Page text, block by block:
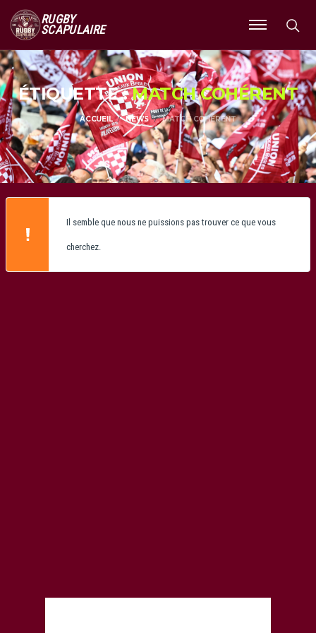
RUGBY
SCAPULAIRE
Ouvrir
le
menu
ÉTIQUETTE :MATCH COHÉRENT
ACCUEIL NEWS MATCH COHÉRENT
Il semble que nous ne puissions pas trouver ce que vous
cherchez.